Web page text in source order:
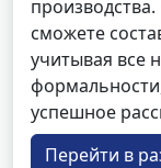
сможете
учитывая все
успешное
Перейти в